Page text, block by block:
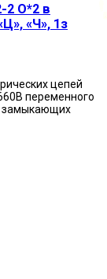
2 О*2 в
«Ч», 1з
цепей
переменного
замыкающих